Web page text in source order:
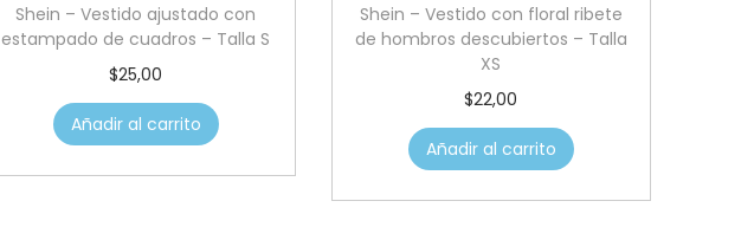
Shein – Vestido ajustado con
estampado de cuadros – Talla S
$25,00
Añadir al carrito
Shein – Vestido con floral ribete
de hombros descubiertos – Talla
XS
$22,00
Añadir al carrito